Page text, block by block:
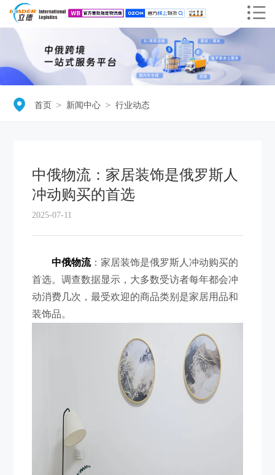
首页 ＞ 新闻中心 ＞ 行业动态
中俄物流​：家居装饰是俄罗斯人
冲动购买的首选
2025-07-11
中俄物流：家居装饰是俄罗斯人冲动购买的
首选。调查数据显示，大多数受访者每年都会冲
动消费几次，最受欢迎的商品类别是家居用品和
装饰品。